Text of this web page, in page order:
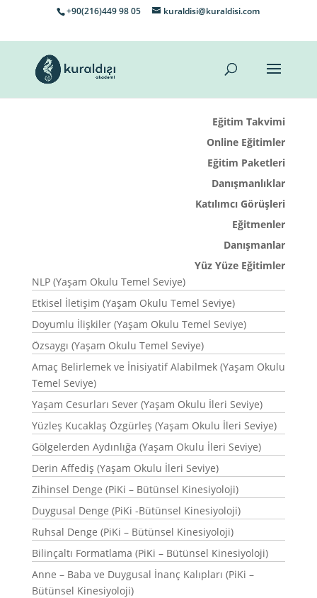
+90(216)449 98 05 kuraldisi@kuraldisi.com
Eğitim Takvimi
Online Eğitimler
Eğitim Paketleri
Danışmanlıklar
Katılımcı Görüşleri
Eğitmenler
Danışmanlar
Yüz Yüze Eğitimler
NLP (Yaşam Okulu Temel Seviye)
Etkisel İletişim (Yaşam Okulu Temel Seviye)
Doyumlu İlişkiler (Yaşam Okulu Temel Seviye)
Özsaygı (Yaşam Okulu Temel Seviye)
Amaç Belirlemek ve İnisiyatif Alabilmek (Yaşam Okulu
Temel Seviye)
Yaşam Cesurları Sever (Yaşam Okulu İleri Seviye)
Yüzleş Kucaklaş Özgürleş (Yaşam Okulu İleri Seviye)
Gölgelerden Aydınlığa (Yaşam Okulu İleri Seviye)
Derin Affediş (Yaşam Okulu İleri Seviye)
Zihinsel Denge (PiKi – Bütünsel Kinesiyoloji)
Duygusal Denge (PiKi -Bütünsel Kinesiyoloji)
Ruhsal Denge (PiKi – Bütünsel Kinesiyoloji)
Bilinçaltı Formatlama (PiKi – Bütünsel Kinesiyoloji)
Anne – Baba ve Duygusal İnanç Kalıpları (PiKi –
Bütünsel Kinesiyoloji)